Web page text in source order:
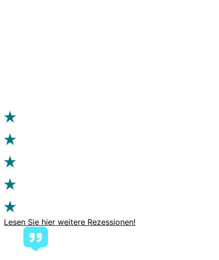
Lesen Sie hier weitere Rezessionen!